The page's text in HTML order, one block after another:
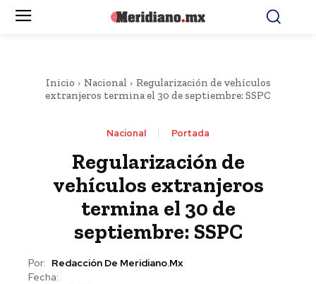
Inicio Nacional
Regularización de vehículos
extranjeros termina el 30 de septiembre: SSPC
Nacional Portada
Regularización de
vehículos extranjeros
termina el 30 de
septiembre: SSPC
Por: Redacción De Meridiano.mx
Fecha: